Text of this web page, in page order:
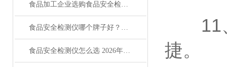
食品加工企业选购食品安全检测仪怎么选才靠谱
食品安全检测仪哪个牌子好？选购指南来了
食品安全检测仪怎么选 2026年口碑型号对比与采购指南
11、
捷。